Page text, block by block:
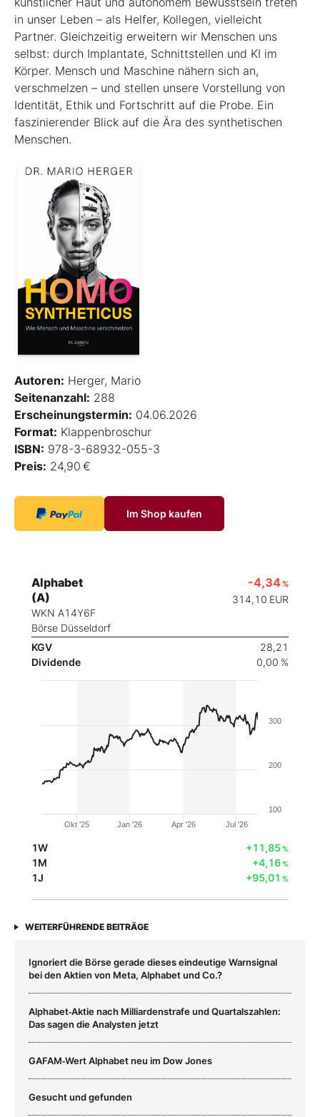
in unser Leben – als Helfer, Kollegen, vielleicht
Partner. Gleichzeitig erweitern wir Menschen uns
selbst: durch Implantate, Schnittstellen und KI im
Körper. Mensch und Maschine nähern sich an,
verschmelzen – und stellen unsere Vorstellung von
Identität, Ethik und Fortschritt auf die Probe. Ein
faszinierender Blick auf die Ära des synthetischen
Menschen.
Autoren: Herger, Mario
Seitenanzahl: 288
Erscheinungstermin: 04.06.2026
Format: Klappenbroschur
ISBN: 978-3-68932-055-3
Preis: 24,90 €
Im Shop kaufen
Alphabet
(A)
WKN A14Y6F
Börse Düsseldorf
-4,34 %
314,10 EUR
KGV
28,21
Dividende
0,00 %
Okt '25 Jan '26 Apr '26 Jul '26
100
200
300
1W +11,85%
1M +4,16%
1J +95,01 %
WEITERFÜHRENDE BEITRÄGE
Ignoriert die Börse gerade dieses eindeutige Warnsignal
bei den Aktien von Meta, Alphabet und Co.?
Alphabet‑Aktie nach Milliardenstrafe und Quartalszahlen:
Das sagen die Analysten jetzt
GAFAM‑Wert Alphabet neu im Dow Jones
Gesucht und gefunden